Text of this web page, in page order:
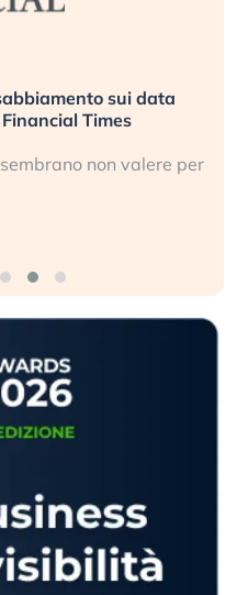
sui data
Times
non valere per